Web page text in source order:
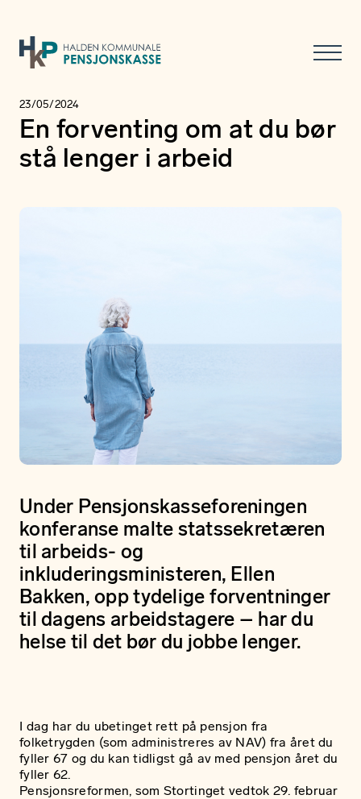
23/05/2024
En forventing om at du bør
stå lenger i arbeid
Under Pensjonskasseforeningen
konferanse malte statssekretæren
til arbeids- og
inkluderingsministeren, Ellen
Bakken, opp tydelige forventninger
til dagens arbeidstagere – har du
helse til det bør du jobbe lenger.
I dag har du ubetinget rett på pensjon fra
folketrygden (som administreres av NAV) fra året du
fyller 67 og du kan tidligst gå av med pensjon året du
fyller 62.
Pensjonsreformen, som Stortinget vedtok 29. februar